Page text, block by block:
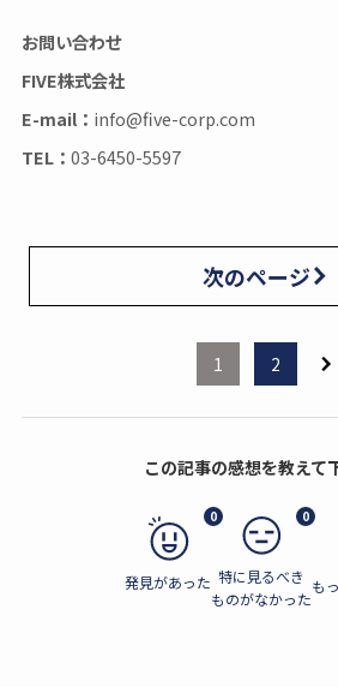
お問い合わせ
FIVE株式会社
E-mail： info@five-corp.com
TEL： 03-6450-5597
次のページ
1 2
この記事の感想を教えて
0
発見があった
0
特に見るべき
ものがなかった
も